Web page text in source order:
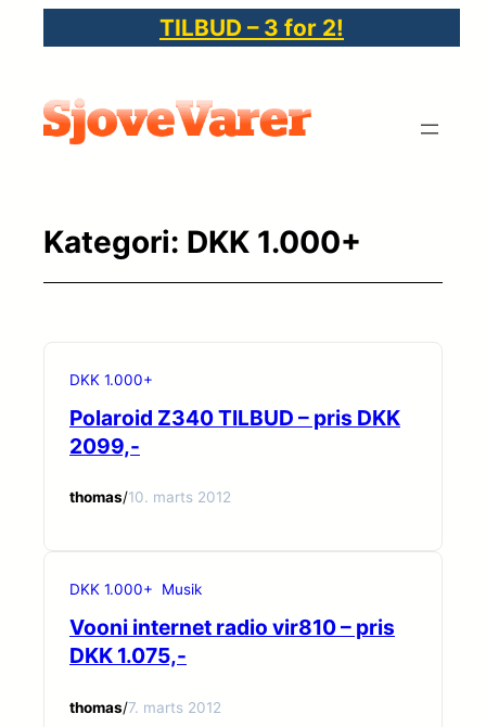
indhold
TILBUD – 3 for 2!
Kategori: DKK 1.000+
DKK 1.000+
Polaroid Z340 TILBUD – pris DKK
2099,-
thomas/10. marts 2012
DKK 1.000+ Musik
Vooni internet radio vir810 – pris
DKK 1.075,-
thomas/7. marts 2012